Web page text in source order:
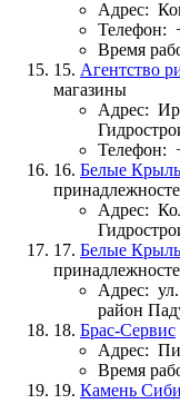
Адрес:
Телефон:
Время
15. Агентство
магазины
Адрес:
Телефон:
16. Белые
Адрес:
17. Белые
Адрес:
район
18. Брас-Сервис
Адрес:
Время
19. Камень